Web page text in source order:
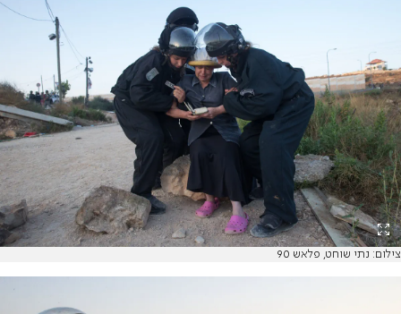
צילום: נתי שוחט, פלאש 90